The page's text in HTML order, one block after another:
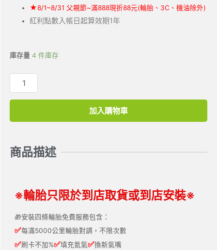
★8/1~8/31 父親節~滿888現折88元(輪胎、3C、機油除外)
紅利點數入帳日起算效期1年
庫存量 4 件庫存
加入購物車
商品描述
※輪胎只限於到店取貨或到店安裝※
🎁安裝四條輪胎免費服務包含：
✅每滿5000公里輪胎對調，不限次數
✅刷卡不加%✅填充氮氣✅換新氣嘴